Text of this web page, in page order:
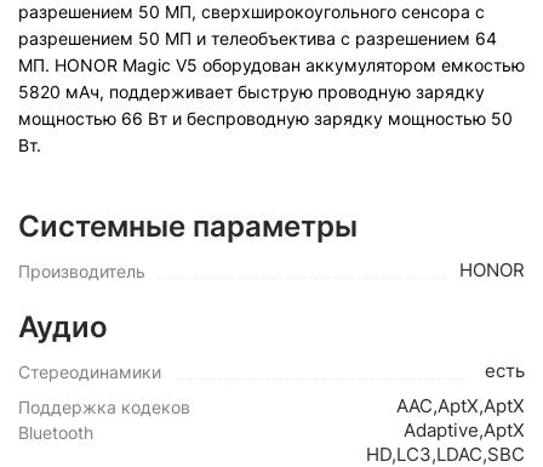
разрешением 50 МП, сверхширокоугольного сенсора с
разрешением 50 МП и телеобъектива с разрешением 64
МП. HONOR Magic V5 оборудован аккумулятором емкостью
5820 мАч, поддерживает быструю проводную зарядку
мощностью 66 Вт и беспроводную зарядку мощностью 50
Вт.
Системные параметры
Производитель HONOR
Аудио
Стереодинамики есть
Поддержка кодеков
Bluetooth
AAC,AptX,AptX
Adaptive,AptX
HD,LC3,LDAC,SBC